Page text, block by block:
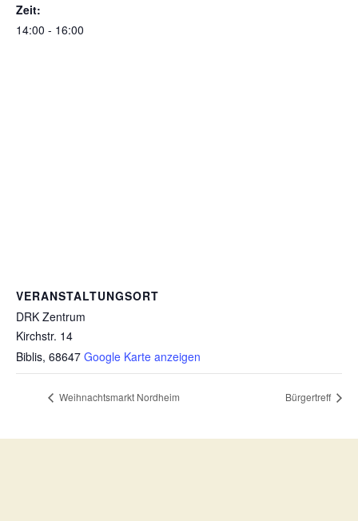
Zeit:
14:00 - 16:00
VERANSTALTUNGSORT
DRK Zentrum
Kirchstr. 14
Biblis, 68647 Google Karte anzeigen
Weihnachtsmarkt Nordheim Bürgertreff